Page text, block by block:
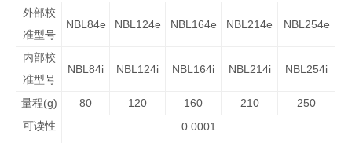
外部校
准型号
NBL84e NBL124e NBL164e NBL214e NBL254e
内部校
准型号
NBL84i NBL124i NBL164i NBL214i NBL254i
量程(g) 80 120 160 210 250
可读性 0.0001